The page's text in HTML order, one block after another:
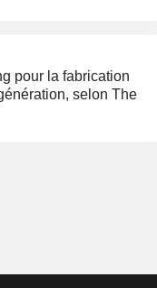
pour la fabrication
selon The